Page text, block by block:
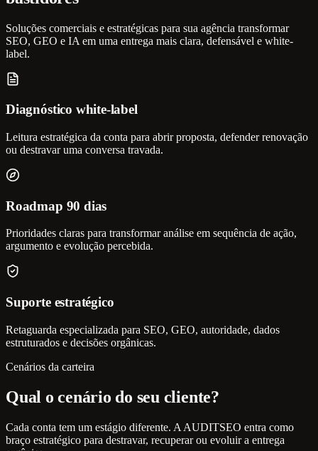
Soluções comerciais e estratégicas para sua agência transformar
SEO, GEO e IA em uma entrega mais clara, defensável e white-
label.
Diagnóstico white-label
Leitura estratégica da conta para abrir proposta, defender renovação
ou destravar uma conversa travada.
Roadmap 90 dias
Prioridades claras para transformar análise em sequência de ação,
argumento e evolução percebida.
Suporte estratégico
Retaguarda especializada para SEO, GEO, autoridade, dados
estruturados e decisões orgânicas.
Cenários da carteira
Qual o cenário do seu cliente?
Cada conta tem um estágio diferente. A AUDITSEO entra como
braço estratégico para destravar, recuperar ou evoluir a entrega